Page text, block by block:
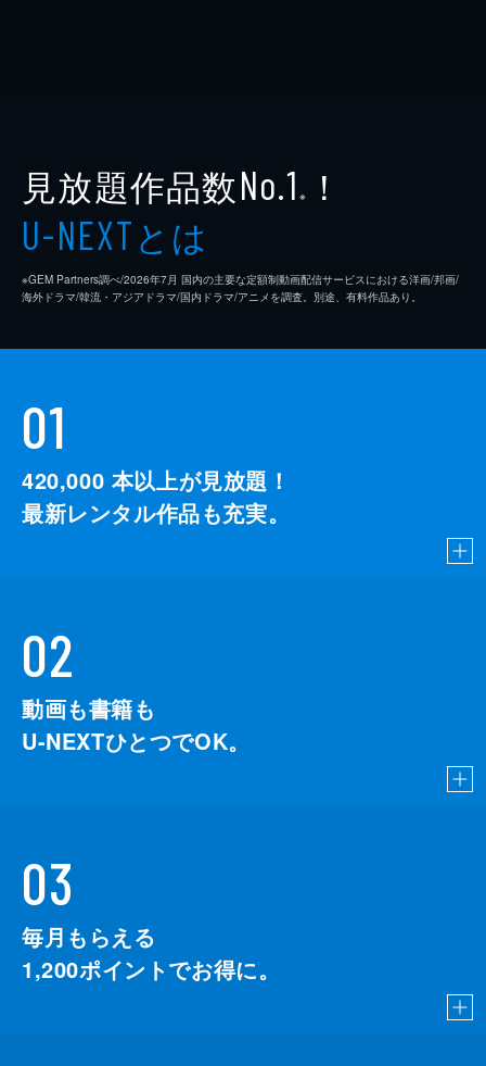
見放題作品数No.1 ※ ！
U-NEXTとは
※GEM Partners調べ/2026年7⽉ 国内の主要な定額制動画配信サービスにおける洋画/邦画/
海外ドラマ/韓流・アジアドラマ/国内ドラマ/アニメを調査。別途、有料作品あり。
01
420,000 本以上が見放題！
最新レンタル作品も充実。
02
動画も書籍も
U-NEXTひとつでOK。
03
毎月もらえる
1,200ポイントでお得に。